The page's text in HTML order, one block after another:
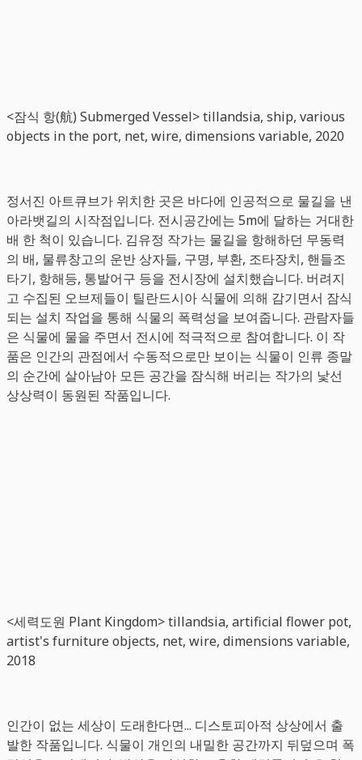
<잠식 항(航) Submerged Vessel> tillandsia, ship, various
objects in the port, net, wire, dimensions variable, 2020
정서진 아트큐브가 위치한 곳은 바다에 인공적으로 물길을 낸
아라뱃길의 시작점입니다. 전시공간에는 5m에 달하는 거대한
배 한 척이 있습니다. 김유정 작가는 물길을 항해하던 무동력
의 배, 물류창고의 운반 상자들, 구명, 부환, 조타장치, 핸들조
타기, 항해등, 통발어구 등을 전시장에 설치했습니다. 버려지
고 수집된 오브제들이 틸란드시아 식물에 의해 감기면서 잠식
되는 설치 작업을 통해 식물의 폭력성을 보여줍니다. 관람자들
은 식물에 물을 주면서 전시에 적극적으로 참여합니다. 이 작
품은 인간의 관점에서 수동적으로만 보이는 식물이 인류 종말
의 순간에 살아남아 모든 공간을 잠식해 버리는 작가의 낯선
상상력이 동원된 작품입니다.
<세력도원 Plant Kingdom> tillandsia, artificial flower pot,
artist's furniture objects, net, wire, dimensions variable,
2018
인간이 없는 세상이 도래한다면... 디스토피아적 상상에서 출
발한 작품입니다. 식물이 개인의 내밀한 공간까지 뒤덮으며 폭